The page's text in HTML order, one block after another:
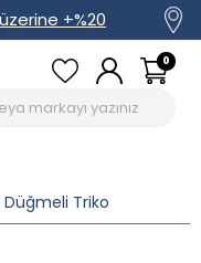
+%20
0
Triko